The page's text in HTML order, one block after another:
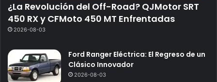
¿La Revolución del Off-Road? QJMotor SRT
450 RX y CFMoto 450 MT Enfrentadas
2026-08-03
Ford Ranger Eléctrica: El Regreso de un
Clásico Innovador
2026-08-03